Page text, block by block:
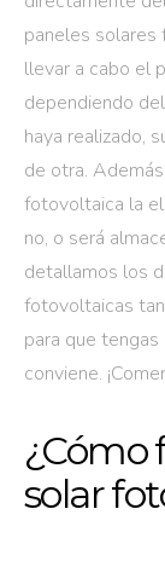
paneles
llevar a cabo el
dependiendo
haya realizado,
de otra.
fotovoltaica la
no, o será
detallamos los
fotovoltaicas
para que
conviene.
¿Cómo
solar